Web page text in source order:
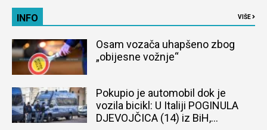
INFO VIŠE
Osam vozača uhapšeno zbog
„obijesne vožnje“
Pokupio je automobil dok je
vozila bicikl: U Italiji POGINULA
DJEVOJČICA (14) iz BiH,